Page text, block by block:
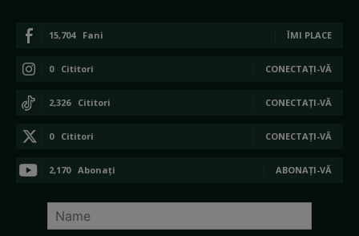
15,704 Fani ÎMI PLACE
0 Cititori CONECTAȚI-VĂ
2,326 Cititori CONECTAȚI-VĂ
0 Cititori CONECTAȚI-VĂ
2,170 Abonați ABONAȚI-VĂ